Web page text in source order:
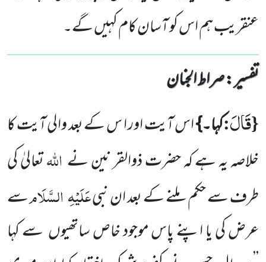
عنقریب ہم اس کو آسان کام کہیں گے۔
تفسیر : ‎صراط الجنان
{قَالَ:کہا۔}اس آیت اور ا س کے بعد والی آیت کا
خلاصہ یہ ہے کہ حضرت ذوالقر نین نے اللہتعالیٰ کی
طرف سے حکمملنے کے بعد ان نبیعَلَیْہِالسَّلَامسے
عرض کی یا اپنے پاس موجود خاص ساتھیوں سے کہا